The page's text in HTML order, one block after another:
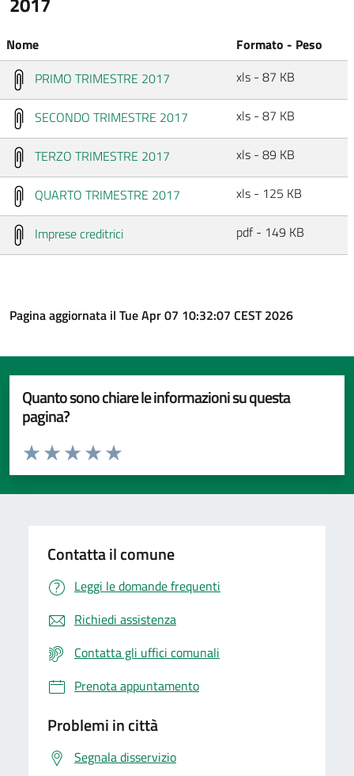
Nome
Formato - Peso
PRIMO TRIMESTRE 2017
xls - 87 KB
SECONDO TRIMESTRE 2017 xls - 87 KB
TERZO TRIMESTRE 2017 xls - 89 KB
QUARTO TRIMESTRE 2017 xls - 125 KB
Imprese creditrici pdf - 149 KB
Pagina aggiornata il Tue Apr 07 10:32:07 CEST 2026
Quanto sono chiare le informazioni su questa
pagina?
Valuta da 1 a 5 stelle la pagina
Valuta 5 stelle su 5
Valuta 4 stelle su 5
Valuta 3 stelle su 5
Valuta 2 stelle su 5
Valuta 1 stelle su 5
Contatta il comune
Leggi le domande frequenti
Richiedi assistenza
Contatta gli uffici comunali
Prenota appuntamento
Problemi in città
Segnala disservizio